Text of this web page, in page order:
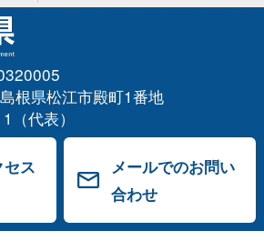
根県松江市殿町1番地
代表）
ス
メールでのお問い
合わせ